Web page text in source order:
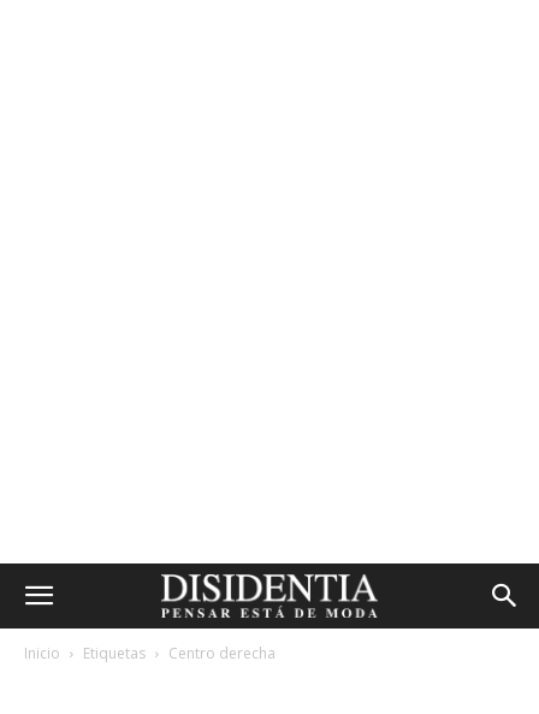
Inicio Etiquetas Centro derecha